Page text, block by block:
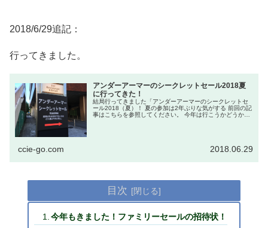
2018/6/29追記：
行ってきました。
アンダーアーマーのシークレットセール2018夏
に行ってきた！
結局行ってきました「アンダーアーマーのシークレットセ
ール2018（夏）！ 夏の参加は2年ぶりな気がする 前回の記
事はこちらを参照してください。 今年は行こうかどうか最
ccie-go.com 2018.06.29
目次
今年もきました！ファミリーセールの招待状！